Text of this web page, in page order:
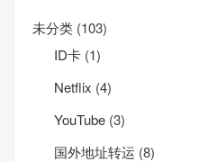
未分类 (103)
ID卡 (1)
Net­flix (4)
YouTube (3)
国外地址转运 (8)